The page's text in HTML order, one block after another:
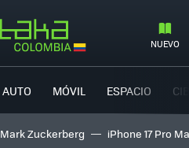
NUEVO
AUTO MÓVIL ESPACIO
Mark Zuckerberg iPhone 17 Pro